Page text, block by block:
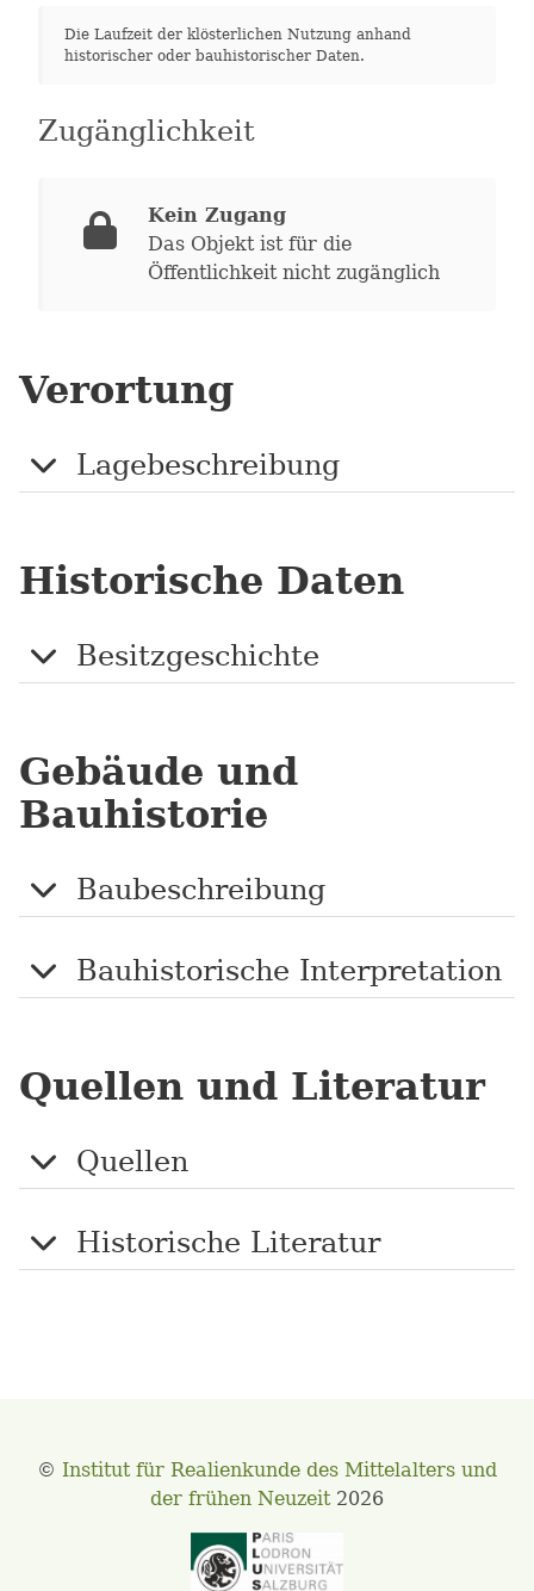
Die Laufzeit der klösterlichen Nutzung anhand
historischer oder bauhistorischer Daten.
Zugänglichkeit
Kein Zugang
Das Objekt ist für die
Öffentlichkeit nicht zugänglich
Verortung
Lagebeschreibung
Historische Daten
Besitzgeschichte
Gebäude und
Bauhistorie
Baubeschreibung
Bauhistorische Interpretation
Quellen und Literatur
Quellen
Historische Literatur
© Institut für Realienkunde des Mittelalters und
der frühen Neuzeit2026